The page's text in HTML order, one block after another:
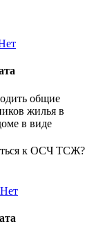
общие
жилья в
в виде
к ОСЧ ТСЖ?
Нет